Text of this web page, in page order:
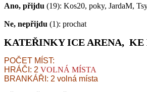
Ano, přijdu (19): Kos20, poky, JardaM,
Ne, nepřijdu (1): prochat
KATEŘINKY ICE ARENA, KE
POČET MÍST:
HRÁČI: 2 VOLNÁ MÍSTA
BRANKÁŘI: 2 volná místa